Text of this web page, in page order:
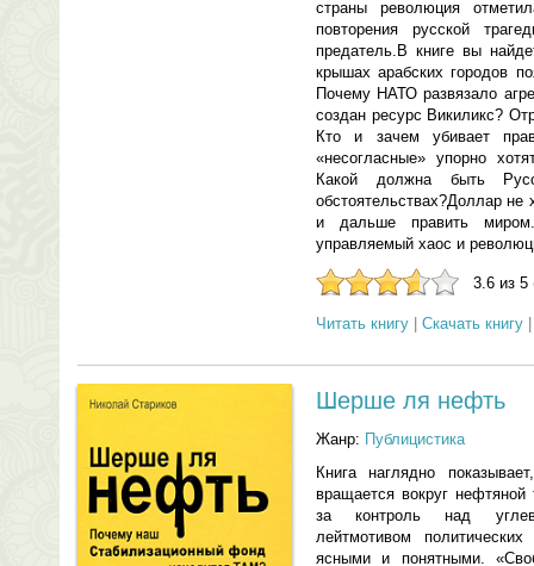
страны революция
повторения русской
предатель.В книге вы
крышах арабских городов
Почему НАТО развязало
создан ресурс Викиликс?
Кто и зачем убивает
«несогласные» упорно
Какой должна быть
обстоятельствах?Доллар не
и дальше править
управляемый хаос и
3.6 из 5
Читать книгу Скачать книгу
Шерше ля нефть
Жанр: Публицистика
Книга наглядно
вращается вокруг
за контроль над
лейтмотивом
ясными и понятными.